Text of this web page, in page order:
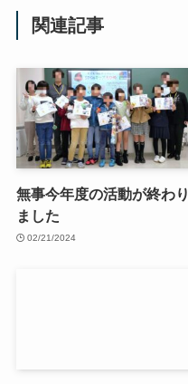
関連記事
無事今年度の活動が終わり
ました
02/21/2024